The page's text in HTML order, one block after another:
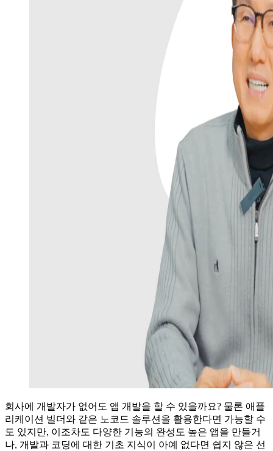
회사에 개발자가 없어도 앱 개발을 할 수 있을까요? 물론 애플
리케이션 빌더와 같은 노코드 솔루션을 활용한다면 가능할 수
도 있지만, 이조차도 다양한 기능의 완성도 높은 앱을 만들거
나, 개발과 코딩에 대한 기초 지식이 아예 없다면 쉽지 않은 선